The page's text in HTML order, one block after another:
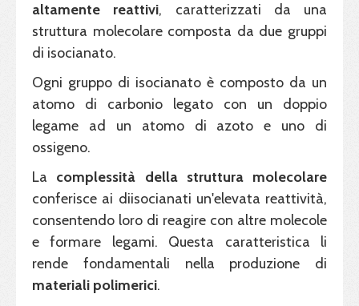
altamente
reattivi, caratterizzati da una
struttura molecolare composta da due gruppi
di isocianato.
Ogni gruppo di isocianato è composto da un
atomo di carbonio legato con un doppio
legame ad un atomo di azoto e uno di
ossigeno.
La complessità della struttura molecolare
conferisce ai diisocianati un'elevata reattività,
consentendo loro di reagire con altre molecole
e formare legami. Questa caratteristica li
rende fondamentali nella produzione di
materiali polimerici.